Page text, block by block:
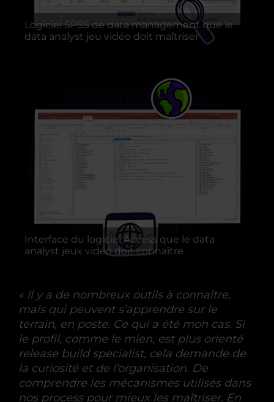
Logiciel SPSS de data management que le
data analyst jeu vidéo doit maîtriser
Interface du logiciel Access que le data
analyst jeux vidéo doit connaître
« Il y a de nombreux outils à connaître,
mais qui peuvent s’apprendre sur le
terrain, en poste. Ce qui a été mon cas. Si
le profil, comme le mien, est plus orienté
release build specialist, cela demande de
la curiosité et de l’organisation. De
comprendre les mécanismes utilisés dans
nos process pour mieux les maîtriser. En